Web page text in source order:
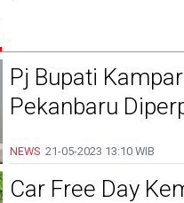
Pj Bupati
Pekanbaru
NEWS 21-05-2023 13:10 WIB
Car Free Day